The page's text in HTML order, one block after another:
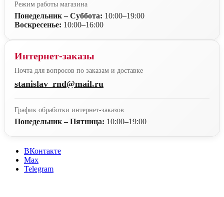
Режим работы магазина
Понедельник – Суббота: 10:00–19:00
Воскресенье: 10:00–16:00
Интернет-заказы
Почта для вопросов по заказам и доставке
stanislav_rnd@mail.ru
График обработки интернет-заказов
Понедельник – Пятница: 10:00–19:00
ВКонтакте
Max
Telegram